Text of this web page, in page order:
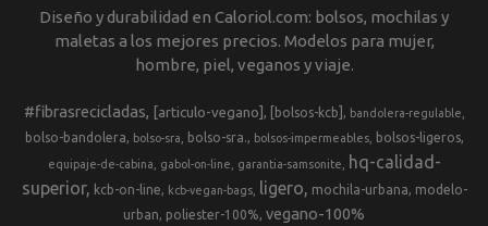
Diseño y durabilidad en Caloriol.com: bolsos, mochilas y
maletas a los mejores precios. Modelos para mujer,
hombre, piel, veganos y viaje.
#fibrasrecicladas [articulo-vegano] [bolsos-kcb] bandolera-regulable
bolso-bandolera bolso-sra bolso-sra. bolsos-impermeables bolsos-ligeros
equipaje-de-cabina gabol-on-line garantia-samsonite
hq-calidad-
superior
kcb-on-line kcb-vegan-bags ligero mochila-urbana
modelo-
urban
poliester-100% vegano-100%